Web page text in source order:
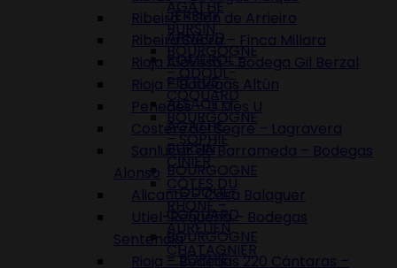
AGATHE
BURSIN
BOURGOGNE
– ODOUL-
COQUARD
BOURGOGNE
– SOPHIE
CINIER
CÔTES DU
RHÔNE –
AURÉLIEN
CHATAGNIER
JÉRÉMY
ARNAUD
POMEROL –
PETRUS
ALSACE –
AGATHE
BURSIN
BOURGOGNE
– ODOUL-
COQUARD
BOURGOGNE
– SOPHIE
Ribeiro – Son de Arrieiro
Ribeira Sacra – Finca Millara
Rioja Alavesa – Bodega Gil Berzal
Rioja – Bodegas Altún
Penedes – U Mes U
Costers del Segre – Lagravera
Sanlucar de Barrameda – Bodegas
Alonso
Alicante – Casa Balaguer
Utiel-Requena – Bodegas
Sentencia
Rioja – Bodegas 220 Cántaras –